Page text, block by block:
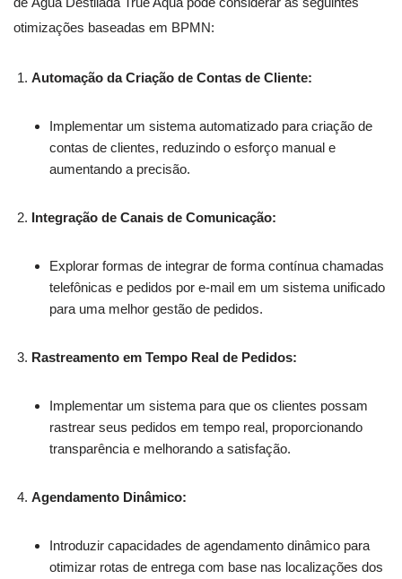
otimizações baseadas em BPMN:
Automação da Criação de Contas de Cliente:
Implementar um sistema automatizado para criação de
contas de clientes, reduzindo o esforço manual e
aumentando a precisão.
Integração de Canais de Comunicação:
Explorar formas de integrar de forma contínua chamadas
telefônicas e pedidos por e-mail em um sistema unificado
para uma melhor gestão de pedidos.
Rastreamento em Tempo Real de Pedidos:
Implementar um sistema para que os clientes possam
rastrear seus pedidos em tempo real, proporcionando
transparência e melhorando a satisfação.
Agendamento Dinâmico:
Introduzir capacidades de agendamento dinâmico para
otimizar rotas de entrega com base nas localizações dos